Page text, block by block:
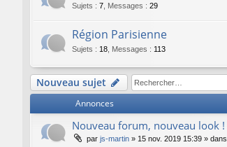
Sujets : 7 Messages : 29
Région Parisienne
Sujets : 18 Messages : 113
Nouveau sujet
Annonces
Nouveau forum, nouveau look !
par js-martin » 15 nov. 2019 15:39 » dans